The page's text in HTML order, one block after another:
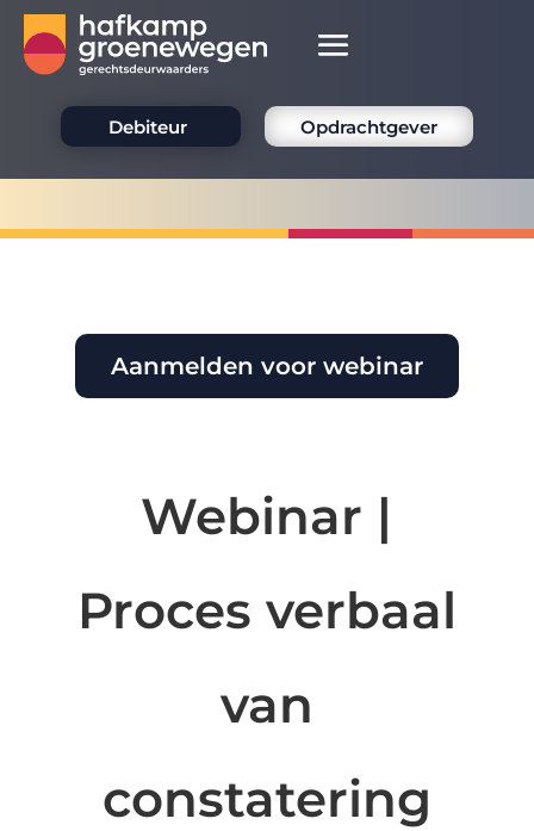
Debiteur Opdrachtgever
Aanmelden voor webinar
Webinar |
Proces verbaal
van
constatering